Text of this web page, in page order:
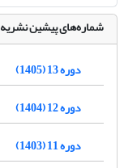
شماره‌های پیشین نشریه
دوره 13 (1405)
دوره 12 (1404)
دوره 11 (1403)